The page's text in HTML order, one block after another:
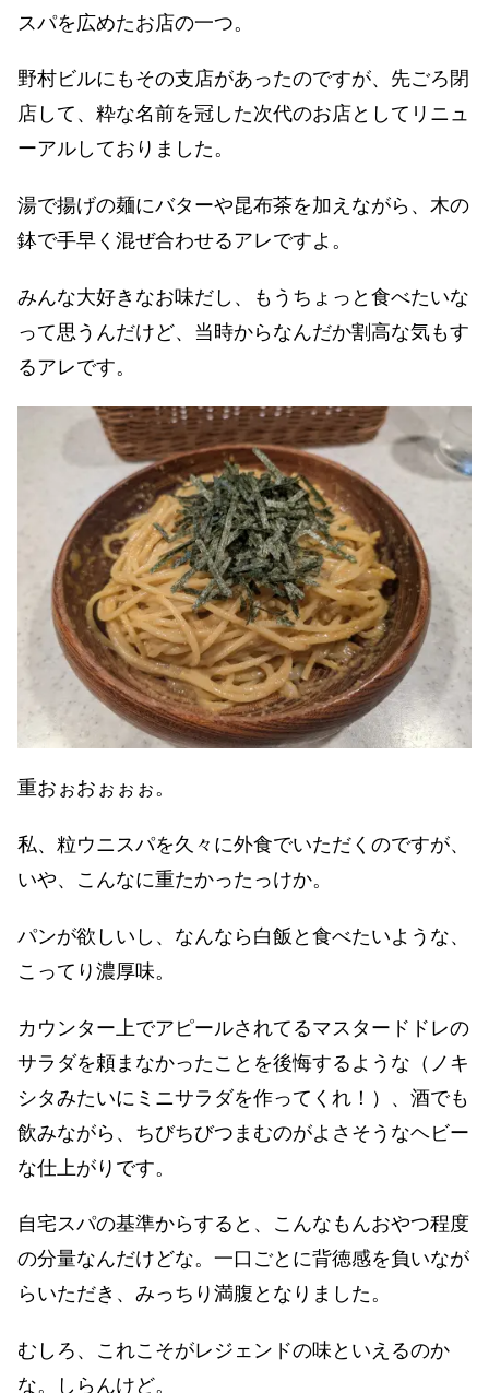
スパを広めたお店の一つ。
野村ビルにもその支店があったのですが、先ごろ閉
店して、粋な名前を冠した次代のお店としてリニュ
ーアルしておりました。
湯で揚げの麺にバターや昆布茶を加えながら、木の
鉢で手早く混ぜ合わせるアレですよ。
みんな大好きなお味だし、もうちょっと食べたいな
って思うんだけど、当時からなんだか割高な気もす
るアレです。
重おぉおぉぉぉ。
私、粒ウニスパを久々に外食でいただくのですが、
いや、こんなに重たかったっけか。
パンが欲しいし、なんなら白飯と食べたいような、
こってり濃厚味。
カウンター上でアピールされてるマスタードドレの
サラダを頼まなかったことを後悔するような（ノキ
シタみたいにミニサラダを作ってくれ！）、酒でも
飲みながら、ちびちびつまむのがよさそうなヘビー
な仕上がりです。
自宅スパの基準からすると、こんなもんおやつ程度
の分量なんだけどな。一口ごとに背徳感を負いなが
らいただき、みっちり満腹となりました。
むしろ、これこそがレジェンドの味といえるのか
な。しらんけど。